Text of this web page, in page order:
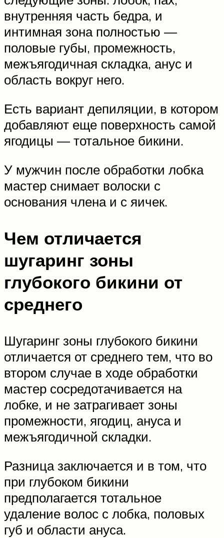
внутренняя часть бедра, и
интимная зона полностью —
половые губы, промежность,
межъягодичная складка, анус и
область вокруг него.
Есть вариант депиляции, в котором
добавляют еще поверхность самой
ягодицы — тотальное бикини.
У мужчин после обработки лобка
мастер снимает волоски с
основания члена и с яичек.
Чем отличается
шугаринг зоны
глубокого бикини от
среднего
Шугаринг зоны глубокого бикини
отличается от среднего тем, что во
втором случае в ходе обработки
мастер сосредотачивается на
лобке, и не затрагивает зоны
промежности, ягодиц, ануса и
межъягодичной складки.
Разница заключается и в том, что
при глубоком бикини
предполагается тотальное
удаление волос с лобка, половых
губ и области ануса.